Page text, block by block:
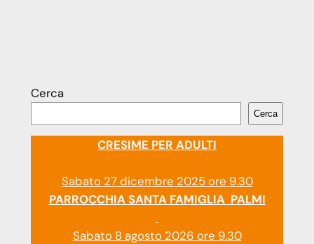
Cerca
Cerca
CRESIME PER ADULTI
Sabato 27 dicembre 2025 ore 9.30
PARROCCHIA SANTA FAMIGLIA PALMI
Sabato 8 agosto 2026 ore 9.30